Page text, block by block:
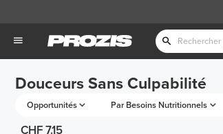
Douceurs Sans Culpabilité
Opportunités Par Besoins Nutritionnels
CHF 7.15